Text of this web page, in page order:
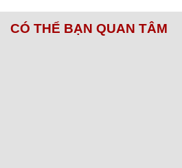
CÓ THỂ BẠN QUAN TÂM